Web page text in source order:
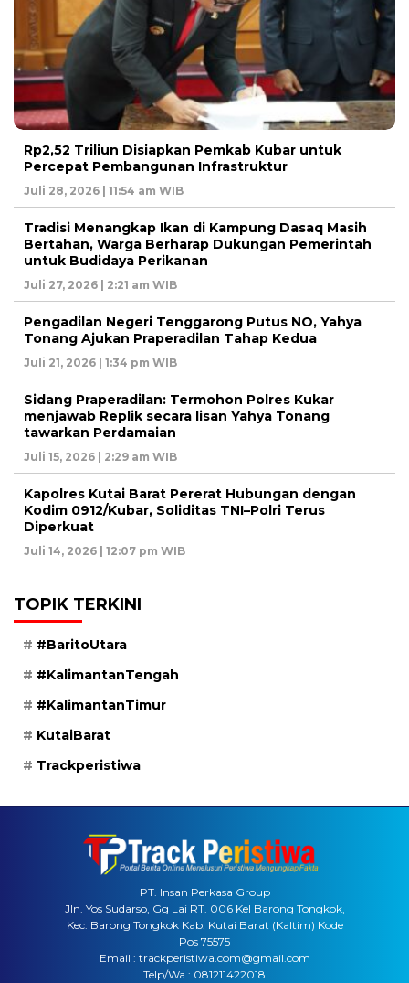
Rp2,52 Triliun Disiapkan Pemkab Kubar untuk
Percepat Pembangunan Infrastruktur
Juli 28, 2026 | 11:54 am WIB
Tradisi Menangkap Ikan di Kampung Dasaq Masih
Bertahan, Warga Berharap Dukungan Pemerintah
untuk Budidaya Perikanan
Juli 27, 2026 | 2:21 am WIB
Pengadilan Negeri Tenggarong Putus NO, Yahya
Tonang Ajukan Praperadilan Tahap Kedua
Juli 21, 2026 | 1:34 pm WIB
Sidang Praperadilan: Termohon Polres Kukar
menjawab Replik secara lisan Yahya Tonang
tawarkan Perdamaian
Juli 15, 2026 | 2:29 am WIB
Kapolres Kutai Barat Pererat Hubungan dengan
Kodim 0912/Kubar, Soliditas TNI–Polri Terus
Diperkuat
Juli 14, 2026 | 12:07 pm WIB
TOPIK TERKINI
#BaritoUtara
#KalimantanTengah
#KalimantanTimur
KutaiBarat
Trackperistiwa
PT. Insan Perkasa Group
Jln. Yos Sudarso, Gg Lai RT. 006 Kel Barong Tongkok,
Kec. Barong Tongkok Kab. Kutai Barat (Kaltim) Kode
Pos 75575
Email : trackperistiwa.com@gmail.com
Telp/Wa : 081211422018